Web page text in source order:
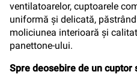
ventilatoarelor, cuptoarele
uniformă și delicată,
moliciunea interioară și
panettone-ului.
Spre deosebire de un